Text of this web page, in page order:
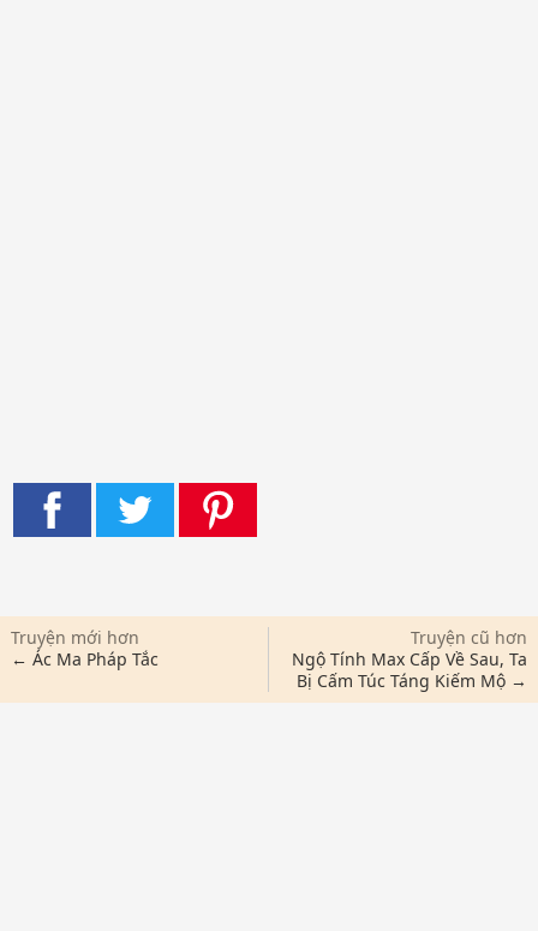
Truyện mới hơn
← Ác Ma Pháp Tắc
Truyện cũ hơn
Ngộ Tính Max Cấp Về Sau, Ta
Bị Cấm Túc Táng Kiếm Mộ →